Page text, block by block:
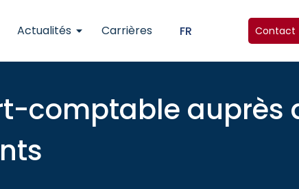
Actualités Carrières FR Contact
comptable auprès